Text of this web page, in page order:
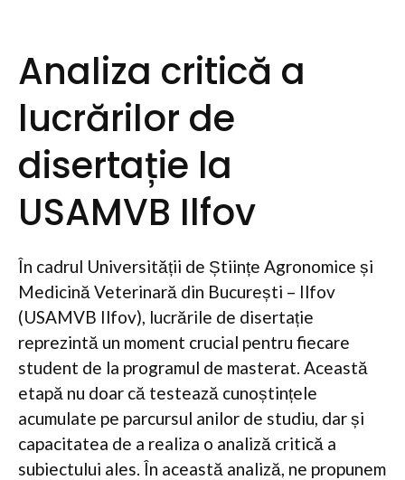
Analiza critică a
lucrărilor de
disertație la
USAMVB Ilfov
În cadrul Universității de Științe Agronomice și
Medicină Veterinară din București – Ilfov
(USAMVB Ilfov), lucrările de disertație
reprezintă un moment crucial pentru fiecare
student de la programul de masterat. Această
etapă nu doar că testează cunoștințele
acumulate pe parcursul anilor de studiu, dar și
capacitatea de a realiza o analiză critică a
subiectului ales. În această analiză, ne propunem